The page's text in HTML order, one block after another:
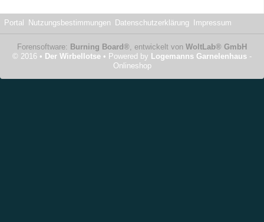
Portal Nutzungsbestimmungen Datenschutzerklärung Impressum
Forensoftware: Burning Board®, entwickelt von WoltLab® GmbH
© 2016 • Der Wirbellotse • Powered by Logemanns Garnelenhaus -
Onlineshop